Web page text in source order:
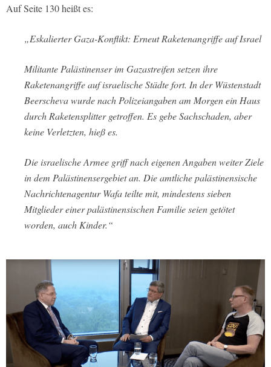
Auf Seite 130 heißt es:
„Eskalierter Gaza-Konflikt: Erneut Raketenangriffe auf Israel
Militante Palästinenser im Gazastreifen setzen ihre
Raketenangriffe auf israelische Städte fort. In der Wüstenstadt
Beerscheva wurde nach Polizeiangaben am Morgen ein Haus
durch Raketensplitter getroffen. Es gebe Sachschaden, aber
keine Verletzten, hieß es.
Die israelische Armee griff nach eigenen Angaben weiter Ziele
in dem Palästinensergebiet an. Die amtliche palästinensische
Nachrichtenagentur Wafa teilte mit, mindestens sieben
Mitglieder einer palästinensischen Familie seien getötet
worden, auch Kinder.“